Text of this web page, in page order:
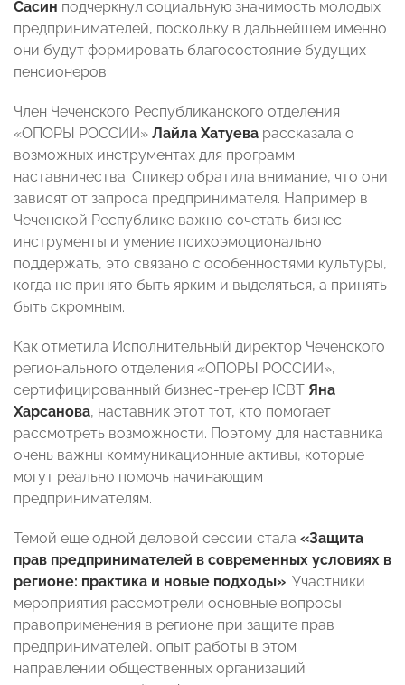
Сасин подчеркнул социальную значимость молодых
предпринимателей, поскольку в дальнейшем именно
они будут формировать благосостояние будущих
пенсионеров.
Член Чеченского Республиканского отделения
«ОПОРЫ РОССИИ» Лайла Хатуева рассказала о
возможных инструментах для программ
наставничества. Спикер обратила внимание, что они
зависят от запроса предпринимателя. Например в
Чеченской Республике важно сочетать бизнес-
инструменты и умение психоэмоционально
поддержать, это связано с особенностями культуры,
когда не принято быть ярким и выделяться, а принять
быть скромным.
Как отметила Исполнительный директор Чеченского
регионального отделения «ОПОРЫ РОССИИ»,
сертифицированный бизнес-тренер ICBT Яна
Харсанова, наставник этот тот, кто помогает
рассмотреть возможности. Поэтому для наставника
очень важны коммуникационные активы, которые
могут реально помочь начинающим
предпринимателям.
Темой еще одной деловой сессии стала «Защита
прав предпринимателей в современных условиях в
регионе: практика и новые подходы». Участники
мероприятия рассмотрели основные вопросы
правоприменения в регионе при защите прав
предпринимателей, опыт работы в этом
направлении общественных организаций